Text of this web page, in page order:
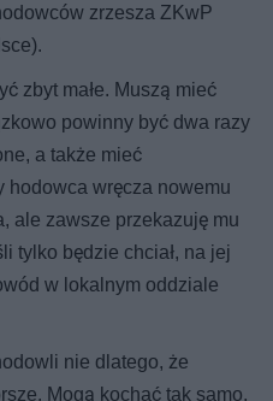
zrzesza ZKwP
zbyt małe. Muszą mieć
powinny być dwa razy
a także mieć
hodowca wręcza nowemu
ale zawsze przekazuję mu
tylko będzie chciał, na jej
w lokalnym oddziale
nie dlatego, że
Mogą kochać tak samo,